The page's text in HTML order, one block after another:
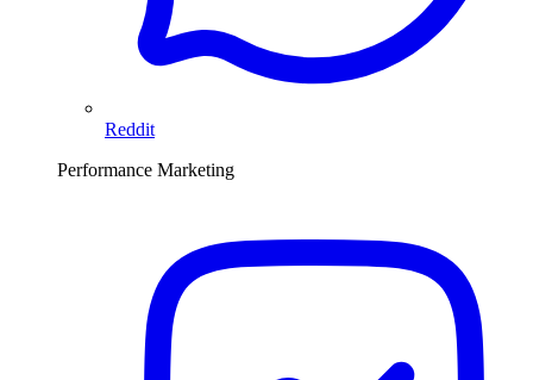
Reddit
Performance Marketing